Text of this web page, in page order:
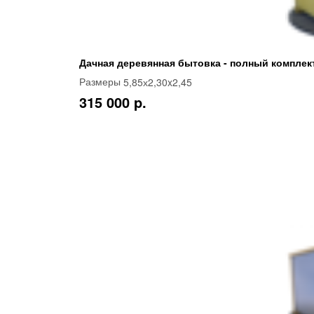
Дачная деревянная бытовка - полный
Размеры 5,85х2,30x2,45
315 000 p.